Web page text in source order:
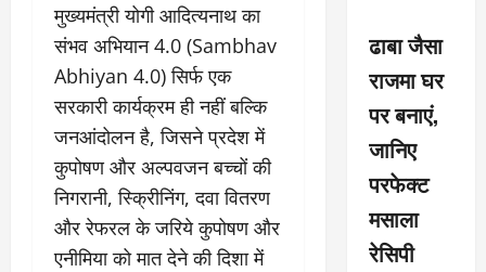
मुख्यमंत्री योगी आदित्यनाथ का
संभव अभियान 4.0 (Sambhav
Abhiyan 4.0) सिर्फ एक
सरकारी कार्यक्रम ही नहीं बल्कि
जनआंदोलन है, जिसने प्रदेश में
कुपोषण और अल्पवजन बच्चों की
निगरानी, स्क्रीिनिंग, दवा वितरण
और रेफरल के जरिये कुपोषण और
एनीमिया को मात देने की दिशा में
ढाबा जैसा
राजमा घर
पर बनाएं,
जानिए
परफेक्ट
मसाला
रेसिपी